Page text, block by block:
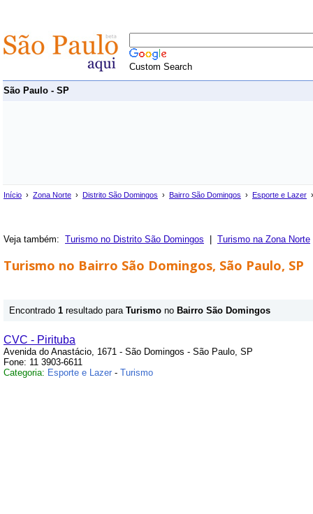
Custom Search
São Paulo - SP
Início › Zona Norte › Distrito São Domingos › Bairro São Domingos › Esporte e Lazer
Veja também: Turismo no Distrito São Domingos Turismo na Zona Norte
Turismo no Bairro São Domingos, São Paulo, SP
Encontrado 1 resultado para Turismo no Bairro São Domingos
CVC - Pirituba
Avenida do Anastácio, 1671 - São Domingos - São Paulo, SP
Fone: 11 3903-6611
Categoria: Esporte e Lazer - Turismo